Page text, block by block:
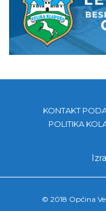
KONTAKT
POLITIKA
© 2018 Općina